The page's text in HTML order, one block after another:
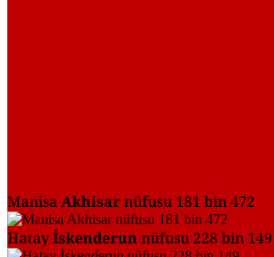
ManisaAkhisarnüfusu 181 bin 472
Hatayİskenderunnüfusu 228 bin 149